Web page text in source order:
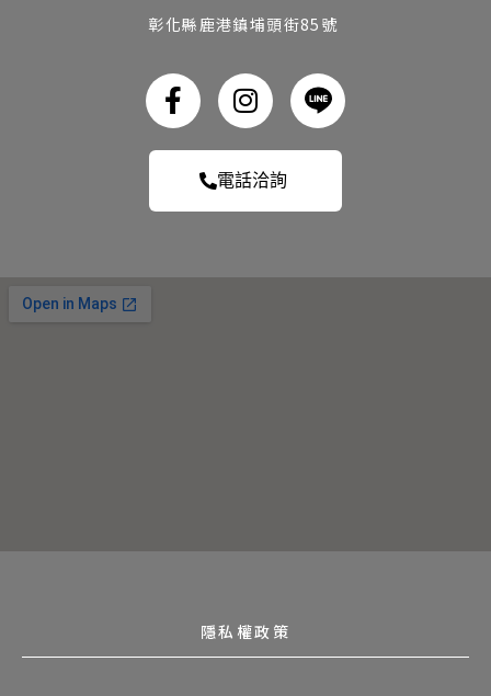
彰化縣鹿港鎮埔頭街85號
電話洽詢
隱私權政策